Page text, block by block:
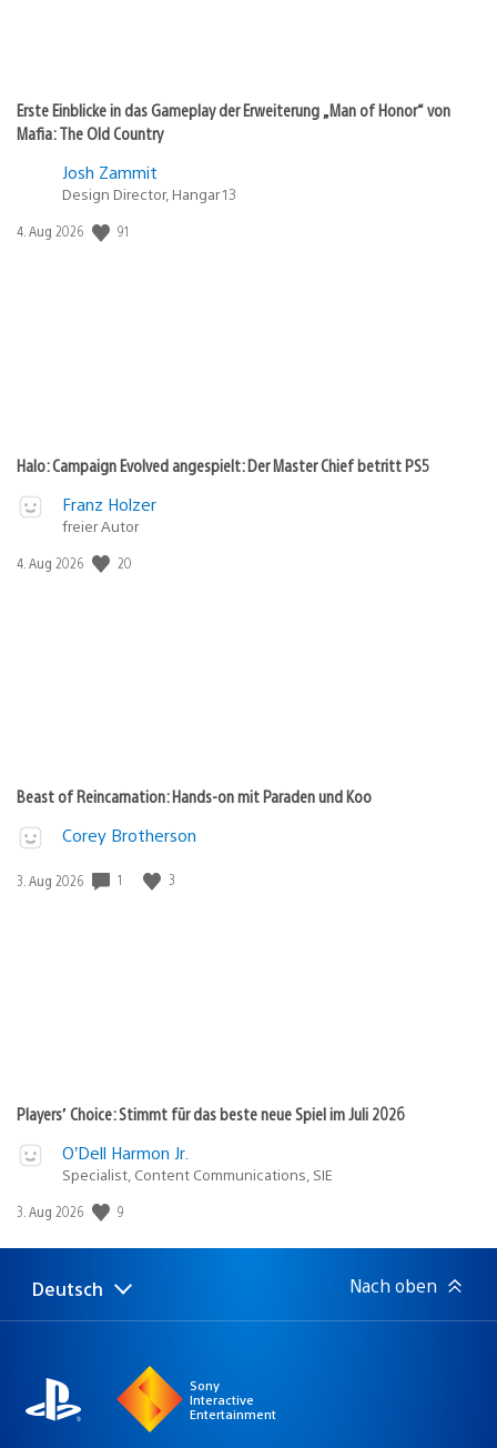
Erste Einblicke in das Gameplay der Erweiterung „Man of Honor“ von
Mafia: The Old Country
Josh Zammit
Design Director, Hangar 13
Veröffentlichungsdatum:
4. Aug 2026 91
Halo: Campaign Evolved angespielt: Der Master Chief betritt PS5
Franz Holzer
freier Autor
Veröffentlichungsdatum:
4. Aug 2026 20
Beast of Reincarnation: Hands-on mit Paraden und Koo
Corey Brotherson
Veröffentlichungsdatum:
3. Aug 2026 1 3
Players’ Choice: Stimmt für das beste neue Spiel im Juli 2026
O’Dell Harmon Jr.
Specialist, Content Communications, SIE
Veröffentlichungsdatum:
3. Aug 2026 9
Select
Aktuelle
Deutsch Nach oben
Sony
Interactive
Entertainment